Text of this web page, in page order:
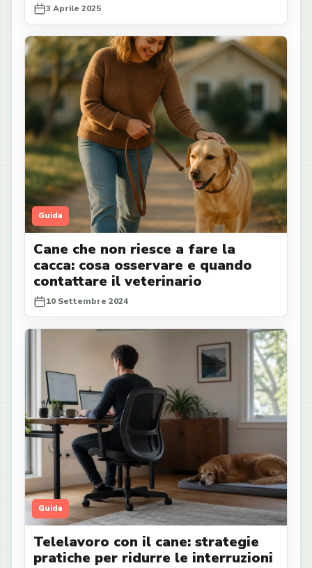
3 Aprile 2025
Guida
Cane che non riesce a fare la
cacca: cosa osservare e quando
contattare il veterinario
10 Settembre 2024
Guida
Telelavoro con il cane: strategie
pratiche per ridurre le interruzioni